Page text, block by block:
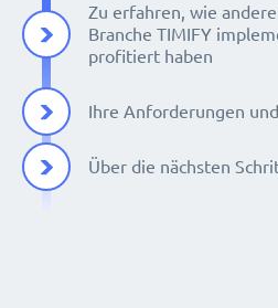
Zu erfahren, wie
Branche TIMIFY
profitiert haben
Ihre Anforderungen
Über die nächsten